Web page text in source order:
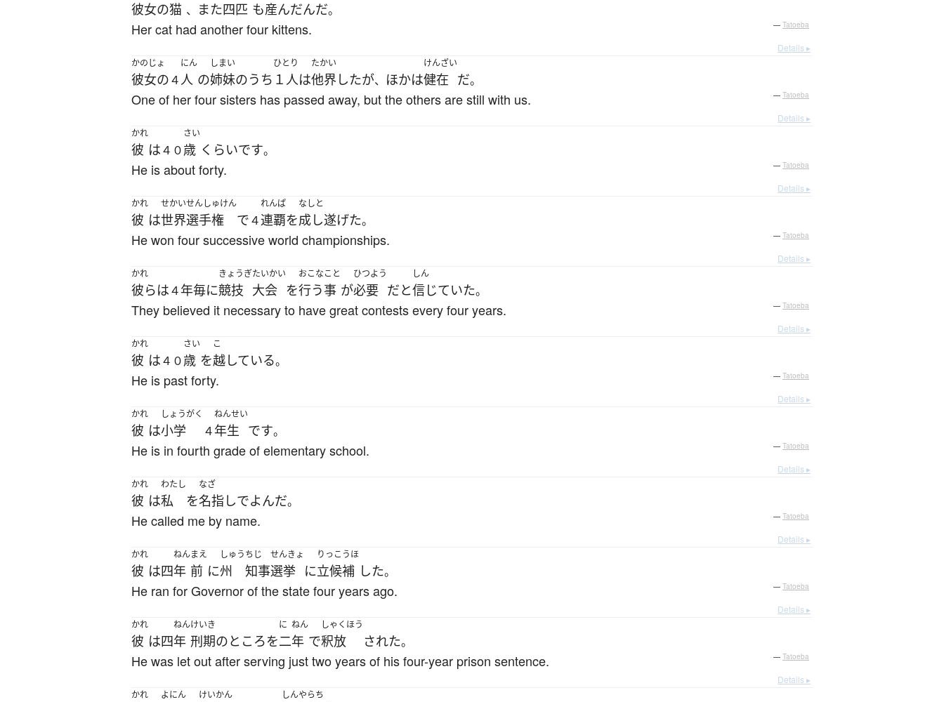
彼女の猫 、 また四匹 も産んだんだ。
Her cat had another four kittens. — Tatoeba
Details ▸
かのじょ
彼女の４
にん
人 の
しまい
姉妹のうち
ひとり
１人は
たかい
他界 したが、 ほかは
けんざい
健在 だ。
One of her four sisters has passed away, but the others are still with us. — Tatoeba
Details ▸
かれ
彼 は４０
さい
歳 くらいです。
He is about forty. — Tatoeba
Details ▸
かれ
彼 は
せかいせんしゅけん
世界選手権 で４
れんぱ
連覇を
なしと
成し遂げた。
He won four successive world championships. — Tatoeba
Details ▸
かれ
彼らは４年毎に
きょうぎ
競技
たいかい
大会 を
おこな
行う
こと
事 が
ひつよう
必要 だと
しん
信じていた。
They believed it necessary to have great contests every four years. — Tatoeba
Details ▸
かれ
彼 は４０
さい
歳 を
こ
越している。
He is past forty. — Tatoeba
Details ▸
かれ
彼 は
しょうがく
小学 ４
ねんせい
年生 です。
He is in fourth grade of elementary school. — Tatoeba
Details ▸
かれ
彼 は
わたし
私 を
なざ
名指しでよんだ。
He called me by name. — Tatoeba
Details ▸
かれ
彼 は四
ねん
年
まえ
前 に
しゅう
州
ちじ
知事
せんきょ
選挙 に
りっこうほ
立候補 した。
He ran for Governor of the state four years ago. — Tatoeba
Details ▸
かれ
彼 は四
ねん
年
けいき
刑期のところを
に
二
ねん
年 で
しゃくほう
釈放 された。
He was let out after serving just two years of his four-year prison sentence. — Tatoeba
Details ▸
かれ
よにん けいかん しんやらち